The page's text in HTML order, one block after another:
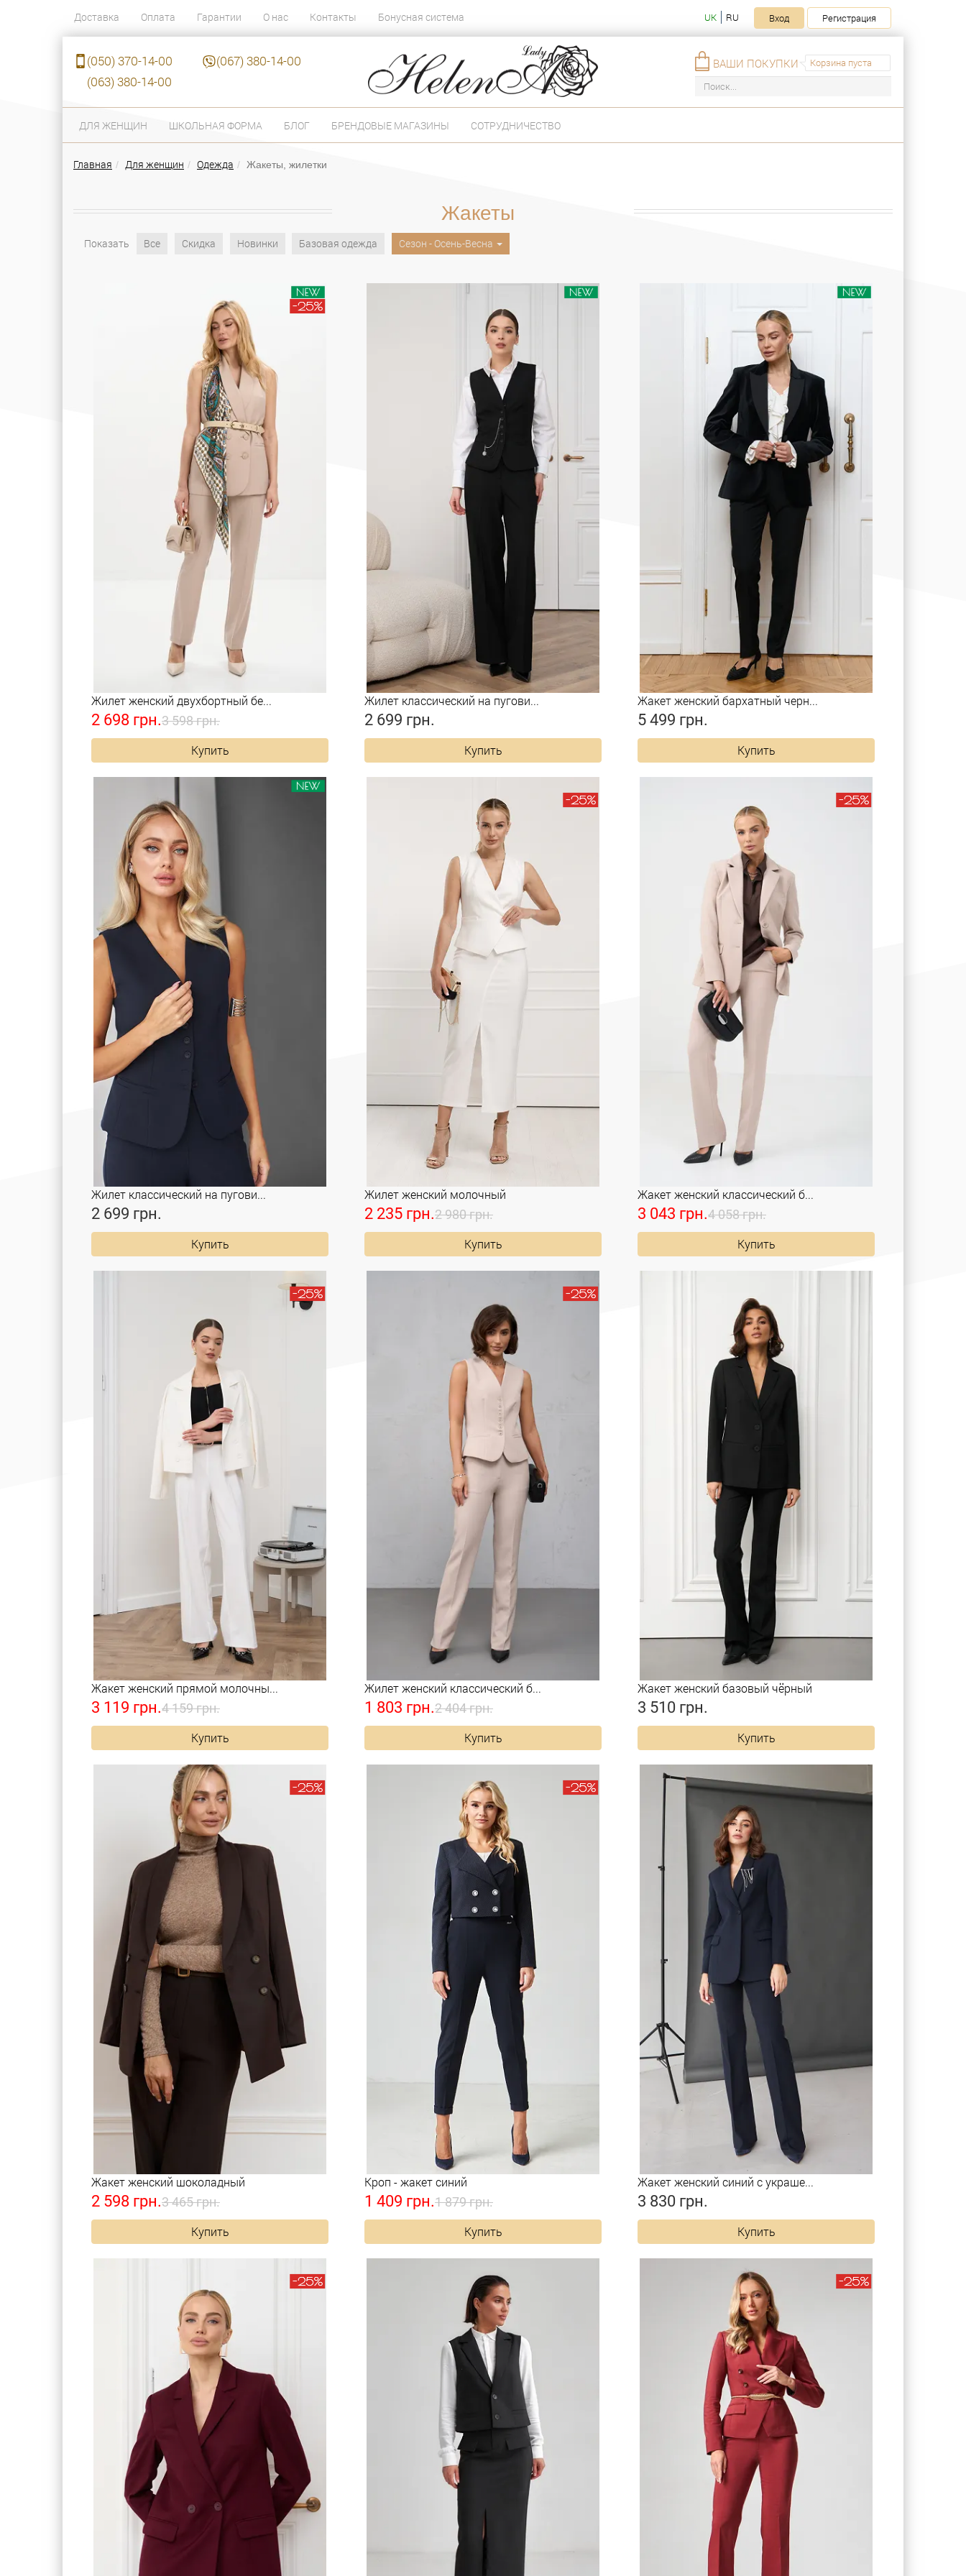
Доставка Оплата Гарантии О нас Контакты Бонусная система UK RU Вход Регистрация
(050) 370-14-00
(067) 380-14-00
(063) 380-14-00
Корзина пуста
ВАШИ ПОКУПКИ
ДЛЯ ЖЕНЩИН ШКОЛЬНАЯ ФОРМА БЛОГ БРЕНДОВЫЕ МАГАЗИНЫ СОТРУДНИЧЕСТВО
Главная Для женщин Одежда Жакеты, жилетки
Жакеты
Показать Все Скидка Новинки Базовая одежда Сезон - Осень-Весна
Жилет женский двухбортный бе...
2 698 грн.3 598 грн.
Купить
Жилет классический на пугови...
2 699 грн.
Купить
Жакет женский бархатный черн...
5 499 грн.
Купить
Жилет классический на пугови...
2 699 грн.
Купить
Жилет женский молочный
2 235 грн.2 980 грн.
Купить
Жакет женский классический б...
3 043 грн.4 058 грн.
Купить
Жакет женский прямой молочны...
3 119 грн.4 159 грн.
Купить
Жилет женский классический б...
1 803 грн.2 404 грн.
Купить
Жакет женский базовый чёрный
3 510 грн.
Купить
Жакет женский шоколадный
2 598 грн.3 465 грн.
Купить
Кроп - жакет синий
1 409 грн.1 879 грн.
Купить
Жакет женский синий с украше...
3 830 грн.
Купить